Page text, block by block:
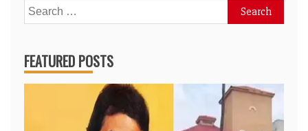
Search
for:
FEATURED POSTS